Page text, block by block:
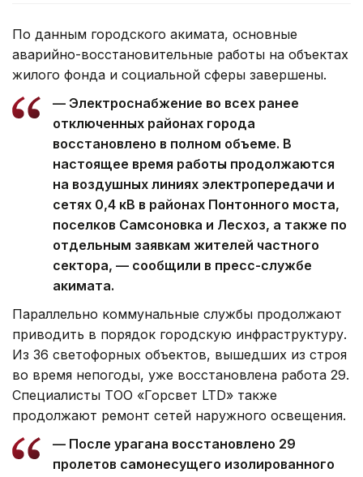
По данным городского акимата, основные
аварийно-восстановительные работы на объектах
жилого фонда и социальной сферы завершены.
— Электроснабжение во всех ранее
отключенных районах города
восстановлено в полном объеме. В
настоящее время работы продолжаются
на воздушных линиях электропередачи и
сетях 0,4 кВ в районах Понтонного моста,
поселков Самсоновка и Лесхоз, а также по
отдельным заявкам жителей частного
сектора, — сообщили в пресс-службе
акимата.
Параллельно коммунальные службы продолжают
приводить в порядок городскую инфраструктуру.
Из 36 светофорных объектов, вышедших из строя
во время непогоды, уже восстановлена работа 29.
Специалисты ТОО «Горсвет LTD» также
продолжают ремонт сетей наружного освещения.
— После урагана восстановлено 29
пролетов самонесущего изолированного